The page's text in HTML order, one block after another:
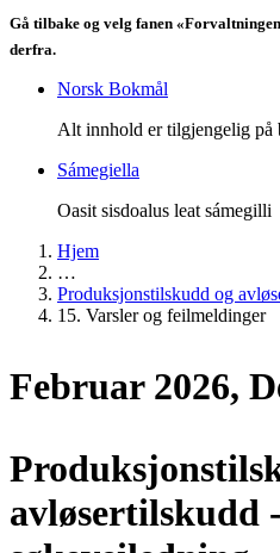
Gå tilbake og velg fanen
derfra.
Norsk Bokmål
Alt innhold er tilgjengelig på
Sámegiella
Oasit sisdoalus leat sámegilli
Hjem
…
Produksjonstilskudd og
15. Varsler og feilmeldinger
Februar 2026,
avløsertilskudd -